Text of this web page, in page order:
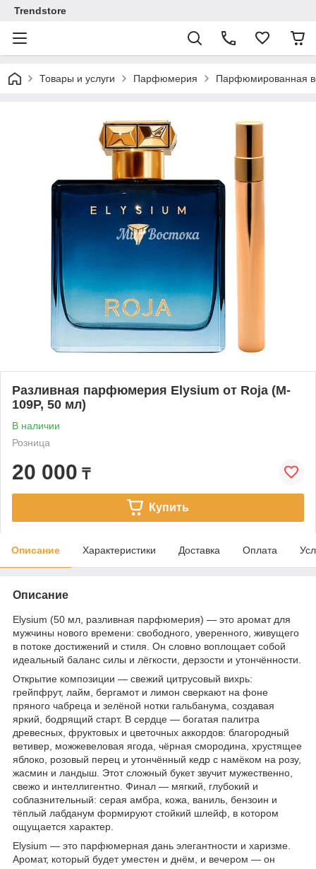
Trendstore
Товары и услуги Парфюмерия Парфюмированная
Разливная парфюмерия Elysium от Roja (M-
109P, 50 мл)
В наличии
Розница
20 000 ₸
Купить
Описание Характеристики Доставка Оплата
Описание
Elysium (50 мл, разливная парфюмерия) — это аромат для
мужчины нового времени: свободного, уверенного, живущего
в потоке достижений и стиля. Он словно воплощает собой
идеальный баланс силы и лёгкости, дерзости и утончённости.
Открытие композиции — свежий цитрусовый вихрь:
грейпфрут, лайм, бергамот и лимон сверкают на фоне
пряного чабреца и зелёной нотки гальбанума, создавая
яркий, бодрящий старт. В сердце — богатая палитра
древесных, фруктовых и цветочных аккордов: благородный
ветивер, можжевеловая ягода, чёрная смородина, хрустящее
яблоко, розовый перец и утончённый кедр с намёком на розу,
жасмин и ландыш. Этот сложный букет звучит мужественно,
свежо и интеллигентно. Финал — мягкий, глубокий и
соблазнительный: серая амбра, кожа, ваниль, бензоин и
тёплый лабданум формируют стойкий шлейф, в котором
ощущается характер.
Elysium — это парфюмерная дань элегантности и харизме.
Аромат, который будет уместен и днём, и вечером — он